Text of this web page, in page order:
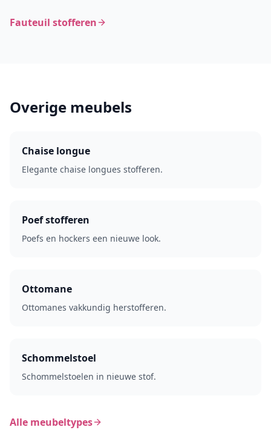
Fauteuil stofferen
Overige meubels
Chaise longue
Elegante chaise longues stofferen.
Poef stofferen
Poefs en hockers een nieuwe look.
Ottomane
Ottomanes vakkundig herstofferen.
Schommelstoel
Schommelstoelen in nieuwe stof.
Alle meubeltypes